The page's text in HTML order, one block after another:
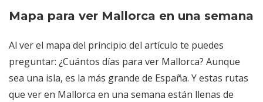
Mapa para ver Mallorca en una semana
Al ver el mapa del principio del artículo te puedes
preguntar: ¿Cuántos días para ver Mallorca? Aunque
sea una isla, es la más grande de España. Y estas rutas
que ver en Mallorca en una semana están llenas de